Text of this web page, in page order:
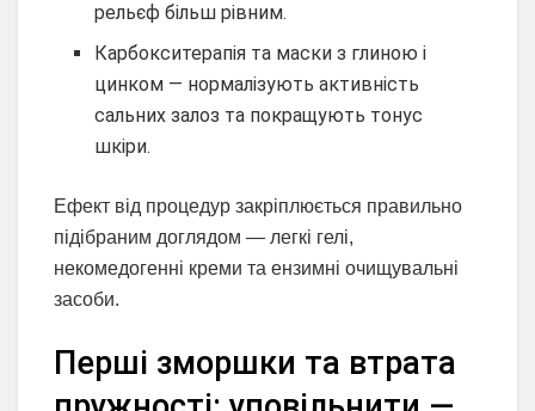
рельєф більш рівним.
Карбокситерапія та маски з глиною і
цинком — нормалізують активність
сальних залоз та покращують тонус
шкіри.
Ефект від процедур закріплюється правильно
підібраним доглядом — легкі гелі,
некомедогенні креми та ензимні очищувальні
засоби.
Перші зморшки та втрата